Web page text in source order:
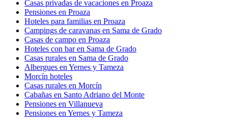
Casas privadas de vacaciones en Proaza
Pensiones en Proaza
Hoteles para familias en Proaza
Campings de caravanas en Sama de Grado
Casas de campo en Proaza
Hoteles con bar en Sama de Grado
Casas rurales en Sama de Grado
Albergues en Yernes y Tameza
Morcín hoteles
Casas rurales en Morcín
Cabañas en Santo Adriano del Monte
Pensiones en Villanueva
Pensiones en Yernes y Tameza